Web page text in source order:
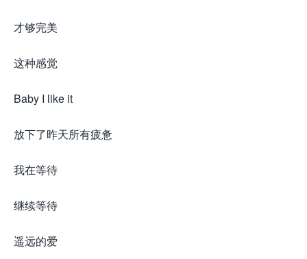
才够完美
这种感觉
Baby I like it
放下了昨天所有疲惫
我在等待
继续等待
遥远的爱